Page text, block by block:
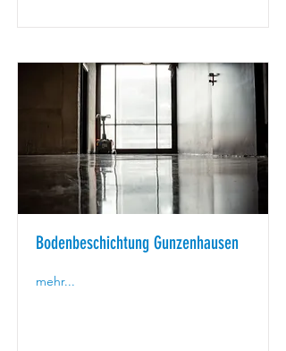
Bodenbeschichtung Gunzenhausen
mehr...